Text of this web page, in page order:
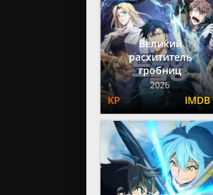
Великий
расхититель
гробниц
2026